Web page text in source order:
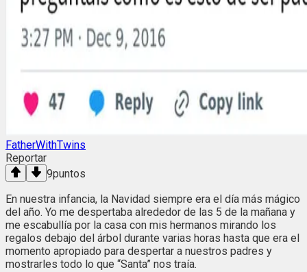
FatherWithTwins
Reportar
9puntos
En nuestra infancia, la Navidad siempre era el día más mágico
del año. Yo me despertaba alrededor de las 5 de la mañana y
me escabullía por la casa con mis hermanos mirando los
regalos debajo del árbol durante varias horas hasta que era el
momento apropiado para despertar a nuestros padres y
mostrarles todo lo que “Santa” nos traía.